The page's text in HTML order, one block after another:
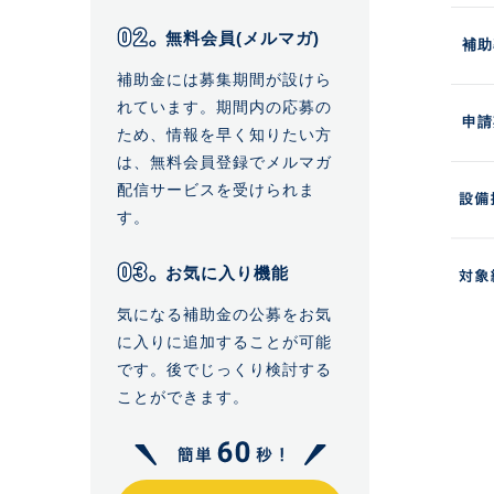
補
申
無料会員(メルマガ)
補助金には募集期間が設けら
れています。期間内の応募の
ため、情報を早く知りたい方
は、無料会員登録でメルマガ
配信サービスを受けられま
す。
お気に入り機能
気になる補助金の公募をお気
に入りに追加することが可能
です。後でじっくり検討する
ことができます。